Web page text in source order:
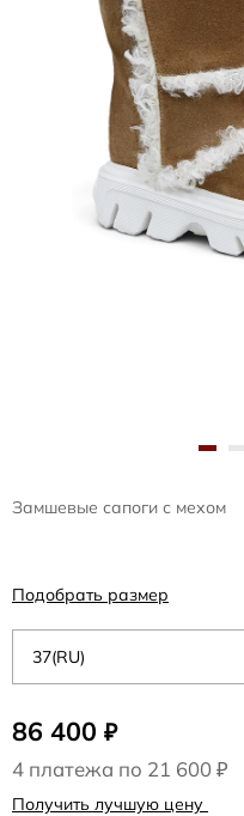
Замшевые сапоги с мехом
86 400 ₽
4 платежа по 21 600 ₽
Получить лучшую цену
37(RU)
Подобрать размер